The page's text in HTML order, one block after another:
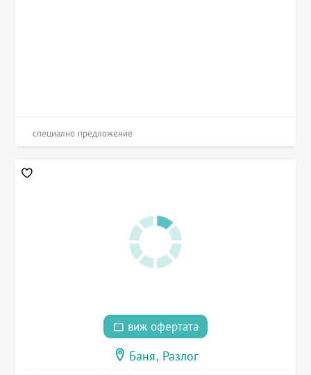
специално предложение
виж офертата
Баня, Разлог